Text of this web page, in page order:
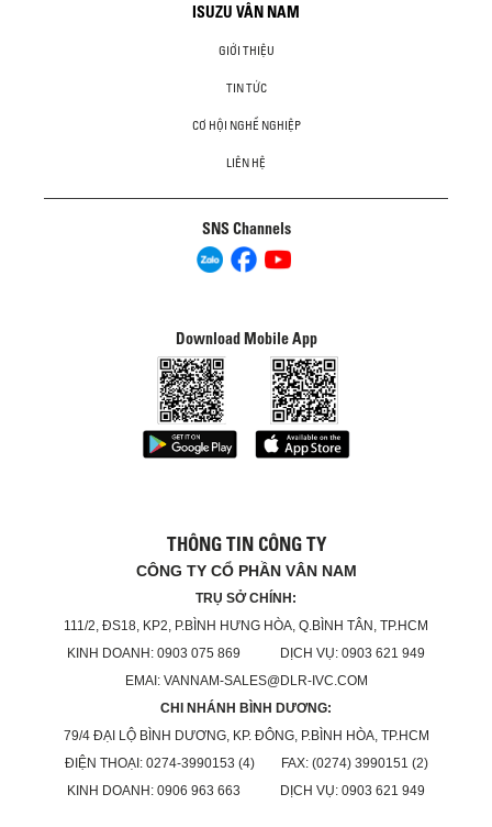
ISUZU VÂN NAM
GIỚI THIỆU
TIN TỨC
CƠ HỘI NGHỀ NGHIỆP
LIÊN HỆ
SNS Channels
Download Mobile App
THÔNG TIN CÔNG TY
CÔNG TY CỔ PHẦN VÂN NAM
TRỤ SỞ CHÍNH:
111/2, ĐS18, KP2, P.BÌNH HƯNG HÒA, Q.BÌNH TÂN, TP.HCM
KINH DOANH: 0903 075 869 DỊCH VỤ: 0903 621 949
EMAI: VANNAM-SALES@DLR-IVC.COM
CHI NHÁNH BÌNH DƯƠNG:
79/4 ĐẠI LỘ BÌNH DƯƠNG, KP. ĐÔNG, P.BÌNH HÒA, TP.HCM
ĐIỆN THOẠI: 0274-3990153 (4) FAX: (0274) 3990151 (2)
KINH DOANH: 0906 963 663 DỊCH VỤ: 0903 621 949